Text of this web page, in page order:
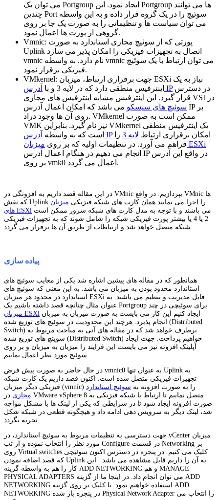
می توان یک Portgroup ایجاد نمود. این Portgroup ها می توانند
چندین Port سوئیچ را در یک گروه قرار داده و به این واسطه
می توان سیاست ها و تنظیماتی را به صورت یک جا بر روی
گروهی از پورت ها اعمال نمود.
Vmnic: پورتی که از سوئیچ مجازی استاندارد به صورت
Uplink اتصال به تجهیزات فیزیکی را امکان پذیر می سازد
vmnic نام دارد. به واسطه vmnic می توان ارتباط با یک سوئیچ
فیزیکی برقرار نمود.
VMkernel: جهت برقراری ارتباط، میزبان ESXi نیاز به یک
اینترفیس منطقی دارد که در لایه 3 و با آدرس IPدر دسترس
قرار گیرد. این اینترفیس مشابه اینترفیس های مجازی VSI در
سوئیچ های سیسکو می باشد که امکان اعمال آدرس IP بر
روی آن ها وجود دراد. VMkernel ممکن است به صورت
VMK نیز نام گیرد. بنابراین VMkernel یک اینترفیس منطقی
است که به واسطه آدرس IP امکان برقراری ارتباط لایه 3
را
فراهم می آورد. در تنظیمات اولیه که بر روی میزبان ESXi
انجام می دهیم در هنگام اعمال آدرس IP در واقع این آدرس
بر روی vmk0 اعمال می گردد.
در این مقاله قصد داریم به افزونگی در VMnic بپردازیم. در واقع VMnic ها
که نقش Uplink را اجرا می نمایند همان کارت های شبکه فیزیکی میزبان
های ESXi
2 یا 4 یا بیشتر پورت فیزیکی شبکه را شامل شوند که به تجهیزات فیزیکی
شبکه متصل خواهد شد و ارتباطات از طریق آن ها برقرار می گردد.
پیاده سازی
همانطور که در مقاله های پیشین اشاره شد یکی از معایب سوئیچ های
استاندارد محدود بودن به میزبان می باشد. به این معنی که سوئیچ های
استاندارد در محدود هر میزبان ESXi قابل مدیریت و تنظیم می باشند. به
عنوان مثال چنانچه قصد داشته باشیم یک Portgroup برای سوئیچی در چند
میزبان ESXi
انجام پذیرد. هرچند این محدودیت در سوئیچ های توزیع شده (Distributed
Switch) برطرف خواهد شد که در مقاله های آتی به مباحث مربوط به
سویئچ های توزیع شده (Distributed Switch) خواهیم پرداخت. جهت ایجاد
آپلینک افزونه نیز می بایست این فرایند را میزبان به میزبان و بر روی
در حال حاضر به صورت پیش فرض vmnic0 به عنوان تنها Uplink به
تجهیزات فیزیکی متصل شده است. اکنون قصد داریم یک کارت شبکه
فیزیکی دیگر میزبان (vmnic) را به صورت افزونه به سوئیچ استاندارد
مجازی در VMware vSphere 8 متصل نماییم تا ارتباط با شبکه فیزیکی به
صورت افزونه ایجاد شود تا در شرایطی که یکی از لینک ها با مشکل مواجه
شد، لینک دیگر به سرویس دهی ادامه داد و هیچگونه قطعی در شبکه شکل
جهت دسترسی به تنظیمات مربوط به سوئیچ استاندارد، در vCenter میزبان
مورد نظر را انتخاب نموده و از تب Configure در قسمت Networking بر
روی Virtual switches کلیک می کنیم. در پنجره در دسترس اکنون سوئیچی
که قصد اضافه نمودن Uplink به آن را داریم قابل مشاهده می باشد. این
کار را هم به واسطه گزینه ADD NETWORKING و هم MANAGE
PHYSICAL ADAPTERS می توان انجام داد. در اینجا ما از گزینه ADD
NETWORKING استفاده خواهیم نمود. با کلیک بر روی گزینه ADD
NETWORKING در پنجره باز شده Physical Network Adapter را انتخاب می